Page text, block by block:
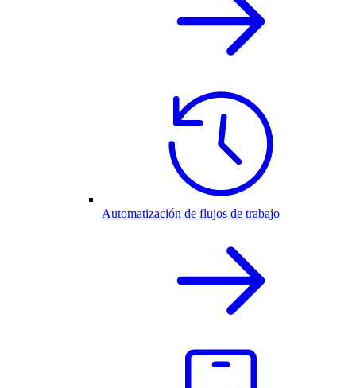
Automatización de flujos de trabajo